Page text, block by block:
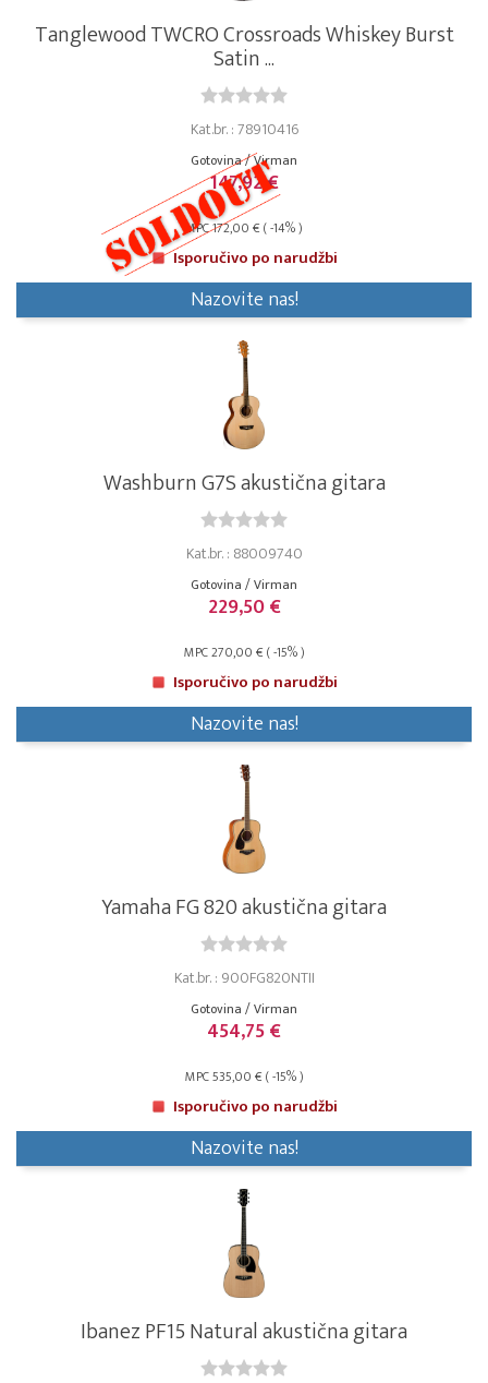
Tanglewood TWCRO Crossroads Whiskey Burst
Satin ...
Kat.br. : 78910416
Gotovina / Virman
147,92 €
MPC 172,00 € ( -14% )
Isporučivo po narudžbi
Nazovite nas!
Washburn G7S akustična gitara
Kat.br. : 88009740
Gotovina / Virman
229,50 €
MPC 270,00 € ( -15% )
Isporučivo po narudžbi
Nazovite nas!
Yamaha FG 820 akustična gitara
Kat.br. : 900FG820NTII
Gotovina / Virman
454,75 €
MPC 535,00 € ( -15% )
Isporučivo po narudžbi
Nazovite nas!
Ibanez PF15 Natural akustična gitara